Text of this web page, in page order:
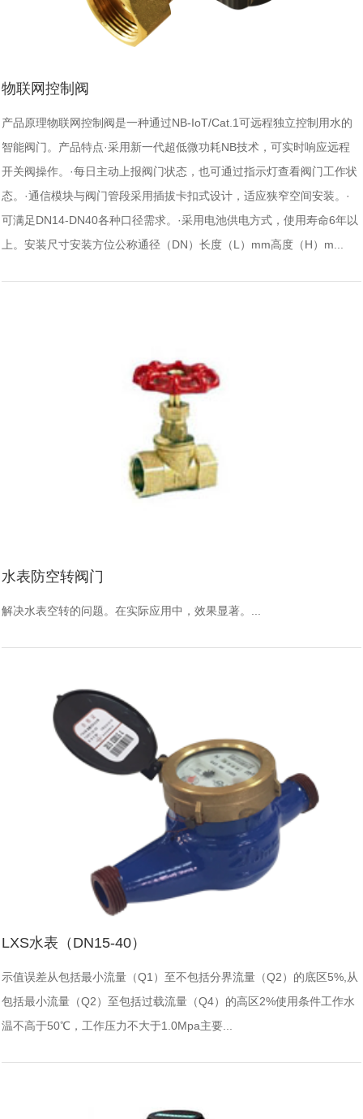
物联网控制阀
产品原理物联网控制阀是一种通过NB-IoT/Cat.1可远程独立控制用水的
智能阀门。产品特点·采用新一代超低微功耗NB技术，可实时响应远程
开关阀操作。·每日主动上报阀门状态，也可通过指示灯查看阀门工作状
态。·通信模块与阀门管段采用插拔卡扣式设计，适应狭窄空间安装。·
可满足DN14-DN40各种口径需求。·采用电池供电方式，使用寿命6年以
上。安装尺寸安装方位公称通径（DN）长度（L）mm高度（H）m...
水表防空转阀门
解决水表空转的问题。在实际应用中，效果显著。...
LXS水表（DN15-40）
示值误差从包括最小流量（Q1）至不包括分界流量（Q2）的底区5%,从
包括最小流量（Q2）至包括过载流量（Q4）的高区2%使用条件工作水
温不高于50℃，工作压力不大于1.0Mpa主要...